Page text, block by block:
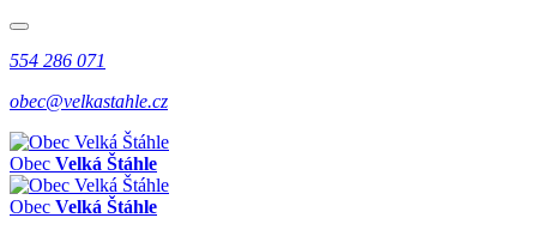
554 286 071
obec@velkastahle.cz
Obec Velká Štáhle
Obec Velká Štáhle